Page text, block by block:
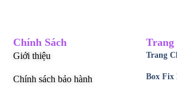
Trang
Trang
Box Fix
Chính Sách
Giới thiệu
Chính sách bảo hành